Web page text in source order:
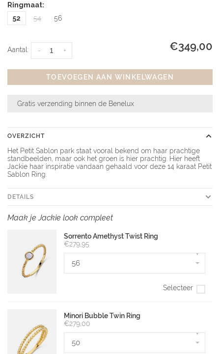
Ringmaat:
52
54 56
Aantal: +
- €349,00
TOEVOEGEN AAN WINKELWAGEN
Gratis verzending binnen de Benelux
OVERZICHT
Het Petit Sablon park staat vooral bekend om haar prachtige
standbeelden, maar ook het groen is hier prachtig. Hier heeft
Jackie haar inspiratie vandaan gehaald voor deze 14 karaat Petit
Sablon Ring.
DETAILS
Maak je Jackie look compleet
Sorrento Amethyst Twist Ring
€279,95
56
▾
Selecteer
Minori Bubble Twin Ring
€279,00
50
▾